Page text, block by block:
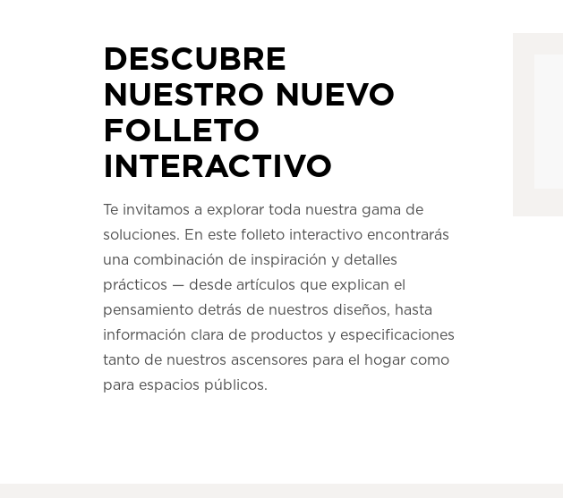
DESCUBRE
NUESTRO NUEVO
FOLLETO
INTERACTIVO
Te invitamos a explorar toda nuestra gama de
soluciones. En este folleto interactivo encontrarás
una combinación de inspiración y detalles
prácticos — desde artículos que explican el
pensamiento detrás de nuestros diseños, hasta
información clara de productos y especificaciones
tanto de nuestros ascensores para el hogar como
para espacios públicos.